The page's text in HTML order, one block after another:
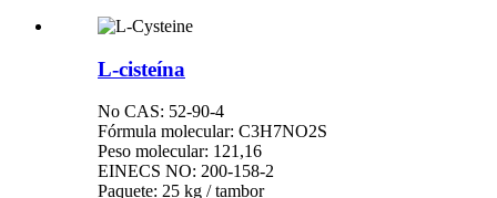
L-cisteína
No CAS: 52-90-4
Fórmula molecular: C3H7NO2S
Peso molecular: 121,16
EINECS NO: 200-158-2
Paquete: 25 kg / tambor